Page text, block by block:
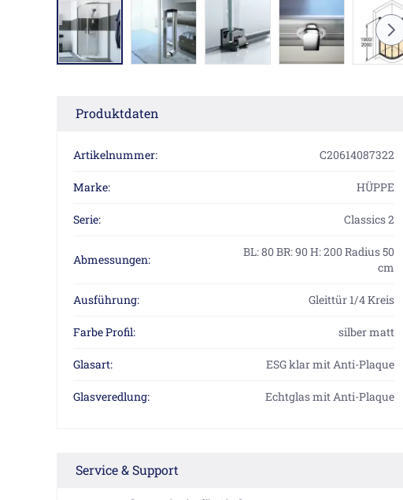
Produktdaten
Artikelnummer: C20614087322
Marke: HÜPPE
Serie: Classics 2
Abmessungen:
BL: 80 BR: 90 H: 200 Radius 50
cm
Ausführung: Gleittür 1/4 Kreis
Farbe Profil: silber matt
Glasart: ESG klar mit Anti-Plaque
Glasveredlung: Echtglas mit Anti-Plaque
Service & Support